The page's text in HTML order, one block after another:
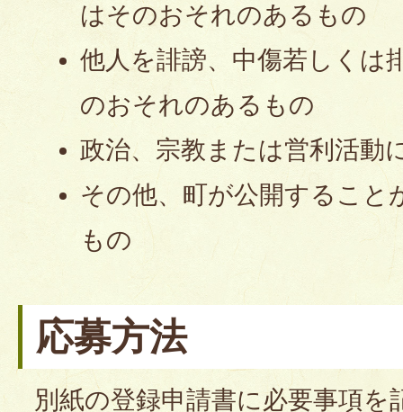
はそのおそれのあるもの
他人を誹謗、中傷若しくは
のおそれのあるもの
政治、宗教または営利活動
その他、町が公開すること
もの
応募方法
別紙の登録申請書に必要事項を